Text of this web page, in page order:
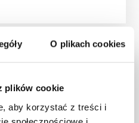
O plikach cookies
plików cookie
aby korzystać z treści i
społecznościowe i